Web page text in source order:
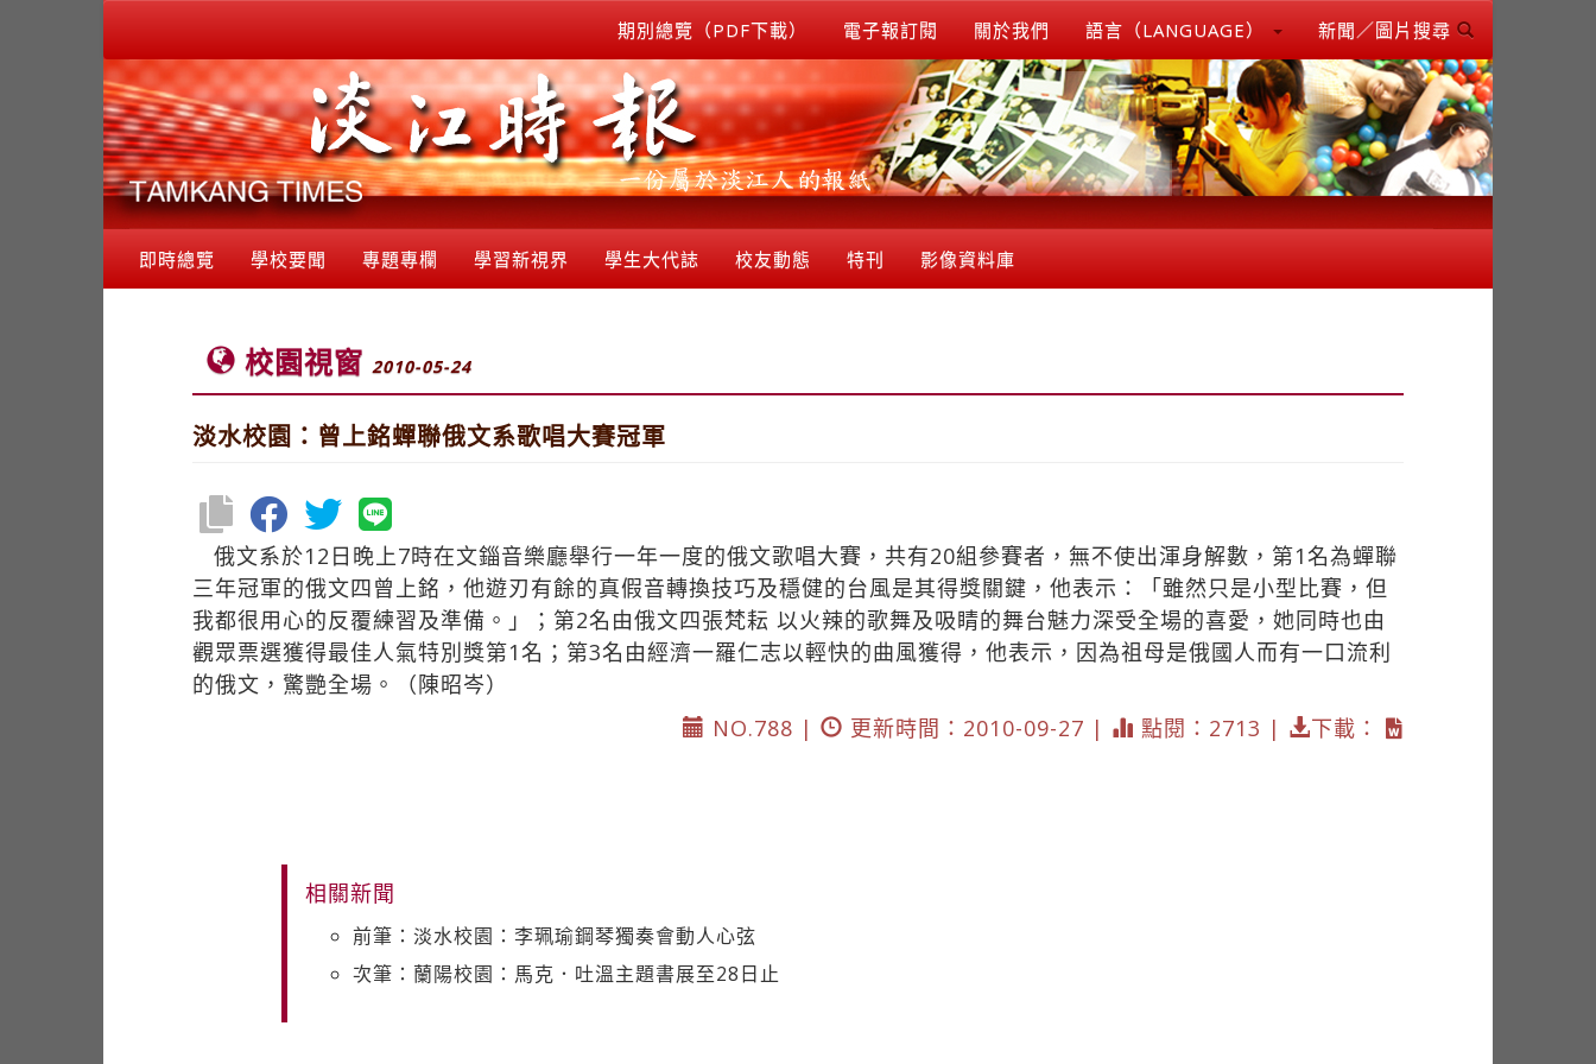
期別總覽（PDF下載） 電子報訂閱 關於我們 語言（LANGUAGE） 新聞／圖片搜尋
即時總覽 學校要聞 專題專欄 學習新視界 學生大代誌 校友動態 特刊 影像資料庫
校園視窗 2010-05-24
淡水校園：曾上銘蟬聯俄文系歌唱大賽冠軍
俄文系於12日晚上7時在文錙音樂廳舉行一年一度的俄文歌唱大賽，共有20組參賽者，無不使出渾身解數，第1名為蟬聯
三年冠軍的俄文四曾上銘，他遊刃有餘的真假音轉換技巧及穩健的台風是其得獎關鍵，他表示：「雖然只是小型比賽，但
我都很用心的反覆練習及準備。」；第2名由俄文四張梵耘 以火辣的歌舞及吸睛的舞台魅力深受全場的喜愛，她同時也由
觀眾票選獲得最佳人氣特別獎第1名；第3名由經濟一羅仁志以輕快的曲風獲得，他表示，因為祖母是俄國人而有一口流利
的俄文，驚艷全場。（陳昭岑）
NO.788 |
更新時間：2010-09-27 | 點閱：2713 | 下載：
相關新聞
前筆：淡水校園：李珮瑜鋼琴獨奏會動人心弦
次筆：蘭陽校園：馬克．吐溫主題書展至28日止